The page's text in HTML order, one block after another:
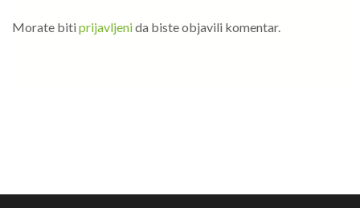
Morate biti prijavljenida biste objavili komentar.